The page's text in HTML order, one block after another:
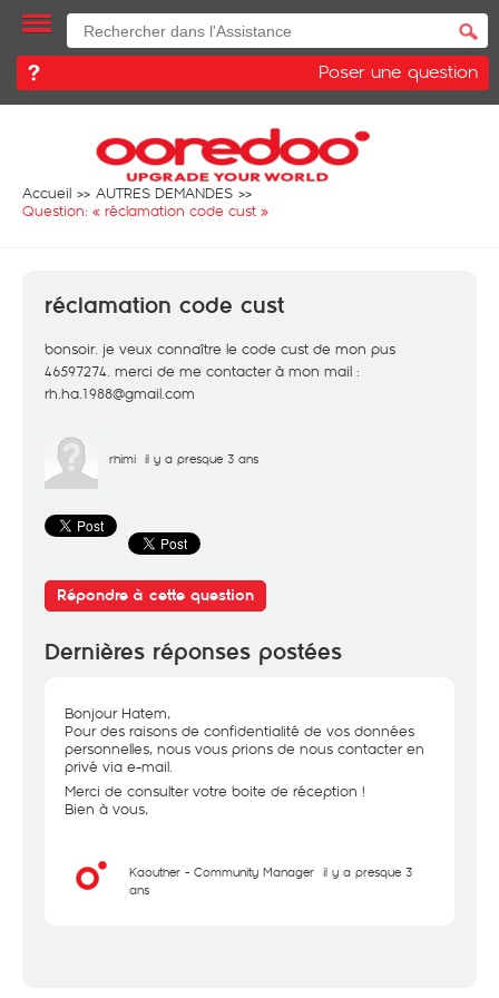
Poser une question
Accueil
AUTRES DEMANDES
Question: « réclamation code cust »
réclamation code cust
bonsoir. je veux connaître le code cust de mon pus
46597274. merci de me contacter à mon mail :
rh.ha.1988@gmail.com
rhimi il y a presque 3 ans
Répondre à cette question
Dernières réponses postées
Bonjour Hatem,
Pour des raisons de confidentialité de vos données
personnelles, nous vous prions de nous contacter en
privé via e-mail.
Merci de consulter votre boite de réception !
Bien à vous,
Kaouther - Community Manager il y a presque 3
ans